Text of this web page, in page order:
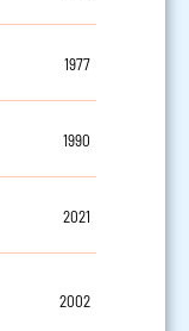
1977
1990
2021
2002